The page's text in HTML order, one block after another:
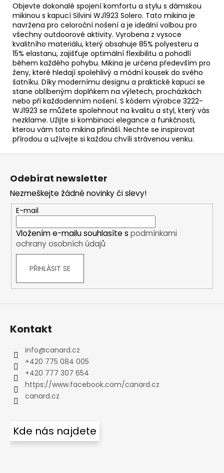
Objevte dokonalé spojení komfortu a stylu s dámskou
mikinou s kapucí Silvini WJ1923 Solero. Tato mikina je
navržena pro celoroční nošení a je ideální volbou pro
všechny outdoorové aktivity. Vyrobena z vysoce
kvalitního materiálu, který obsahuje 85% polyesteru a
15% elastanu, zajišťuje optimální flexibilitu a pohodlí
během každého pohybu. Mikina je určena především pro
ženy, které hledají spolehlivý a módní kousek do svého
šatníku. Díky modernímu designu a praktické kapuci se
stane oblíbeným doplňkem na výletech, procházkách
nebo při každodenním nošení. S kódem výrobce 3222-
WJ1923 se můžete spolehnout na kvalitu a styl, který vás
nezklame. Užijte si kombinaci elegance a funkčnosti,
kterou vám tato mikina přináší. Nechte se inspirovat
přírodou a užívejte si každou chvíli strávenou venku.
Z
Odebírat newsletter
Nezmeškejte žádné novinky či slevy!
E-mail
Vložením e-mailu souhlasíte s podmínkami
ochrany osobních údajů
PŘIHLÁSIT SE
Kontakt
info@canard.cz
+420 775 084 005
+420 777 307 654
https://www.facebook.com/canard.cz
canard.cz
Kde nás najdete